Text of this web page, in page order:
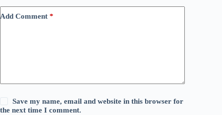
Add Comment *
Save my name, email and website in this browser for
the next time I comment.